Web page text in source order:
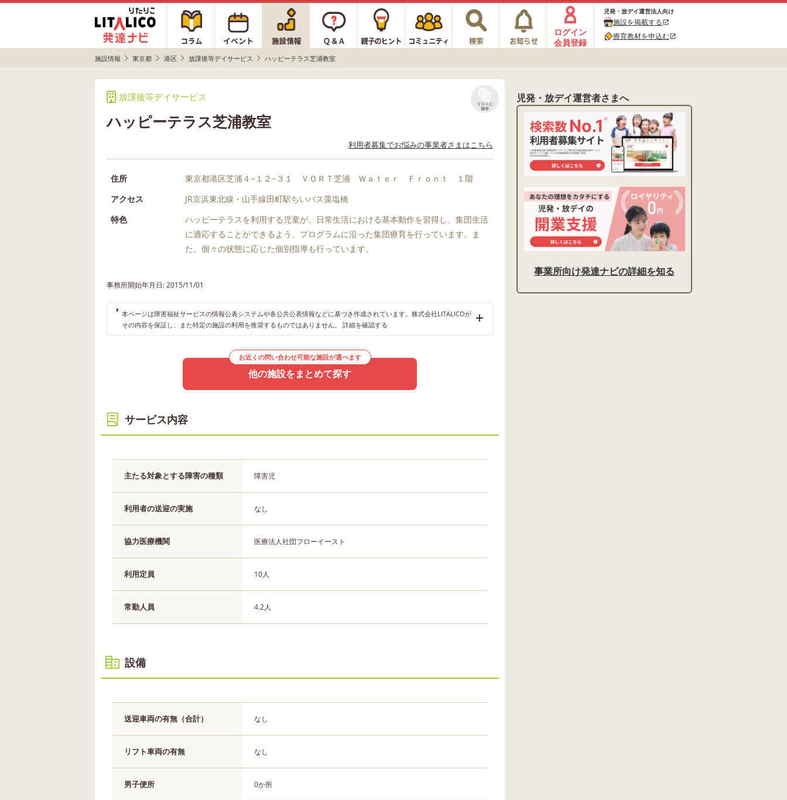
ログイン
会員登録
児発・放デイ運営法人向け
施設を掲載するopen_in_new
療育教材を申込むopen_in_new
施設情報 東京都 港区 放課後等デイサービス ハッピーテラス芝浦教室
放課後等デイサービス
ハッピーテラス芝浦教室
リストに
保存
利用者募集でお悩みの事業者さまはこちら
住所
東京都港区芝浦４−１２−３１ ＶＯＲＴ芝浦 Ｗａｔｅｒ Ｆｒｏｎｔ １階
アクセス
JR京浜東北線・山手線田町駅ちいバス藻塩橋
特色
ハッピーテラスを利用する児童が、日常生活における基本動作を習得し、集団生活
に適応することができるよう、プログラムに沿った集団療育を行っています。ま
た、個々の状態に応じた個別指導も行っています。
事務所開始年月日: 2015/11/01
本ページは障害福祉サービスの情報公表システムや各公共公表情報などに基づき作成されています。株式会社LITALICOが
その内容を保証し、また特定の施設の利用を推奨するものではありません。 詳細を確認する
お近くの問い合わせ可能な施設が選べます
他の施設をまとめて探す
サービス内容
主たる対象とする障害の種類 障害児
利用者の送迎の実施 なし
協力医療機関 医療法人社団フローイースト
利用定員 10人
常勤人員 4.2人
設備
送迎車両の有無（合計） なし
リフト車両の有無 なし
男子便所 0か所
児発・放デイ運営者さまへ
事業所向け発達ナビの詳細を知る